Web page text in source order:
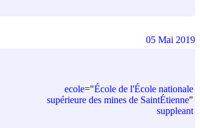
ecole="École de l'École nationale
supérieure des mines de SaintÉtienne"
suppleant
05 Mai 2019